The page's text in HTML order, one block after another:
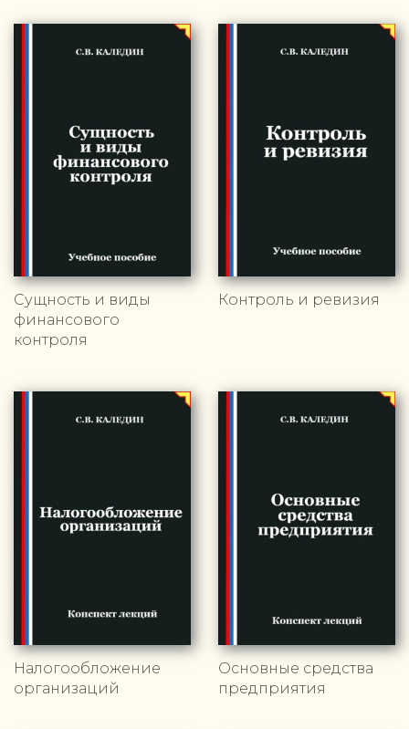
Сущность и виды
финансового
контроля
Контроль и ревизия
Налогообложение
организаций
Основные средства
предприятия